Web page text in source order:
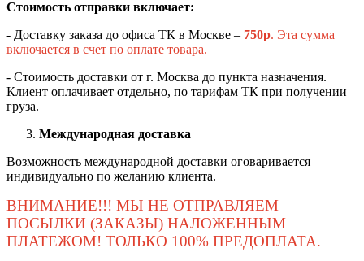
Стоимость отправки включает:
- Доставку заказа до офиса ТК в Москве – 750р. Эта сумма
включается в счет по оплате товара.
- Стоимость доставки от г. Москва до пункта назначения.
Клиент оплачивает отдельно, по тарифам ТК при получении
груза.
Международная доставка
Возможность международной доставки оговаривается
индивидуально по желанию клиента.
ВНИМАНИЕ!!! МЫ НЕ ОТПРАВЛЯЕМ
ПОСЫЛКИ (ЗАКАЗЫ) НАЛОЖЕННЫМ
ПЛАТЕЖОМ! ТОЛЬКО 100% ПРЕДОПЛАТА.